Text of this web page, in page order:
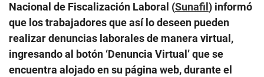
Nacional de Fiscalización Laboral (Sunafil ) informó
que los trabajadores que así lo deseen pueden
realizar denuncias laborales de manera virtual,
ingresando al botón ‘Denuncia Virtual’ que se
encuentra alojado en su página web, durante el